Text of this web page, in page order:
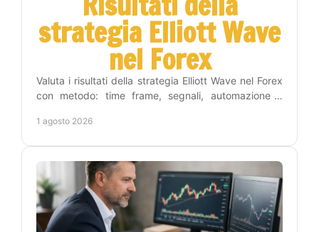
strategia Elliott Wave
nel Forex
Valuta i risultati della strategia Elliott Wave nel Forex
con metodo: time frame, segnali, automazione e
1 agosto 2026